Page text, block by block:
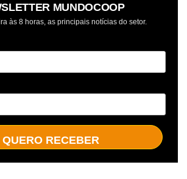
MUNDOCOOP
às 8 horas, as principais notícias do setor.
QUERO RECEBER